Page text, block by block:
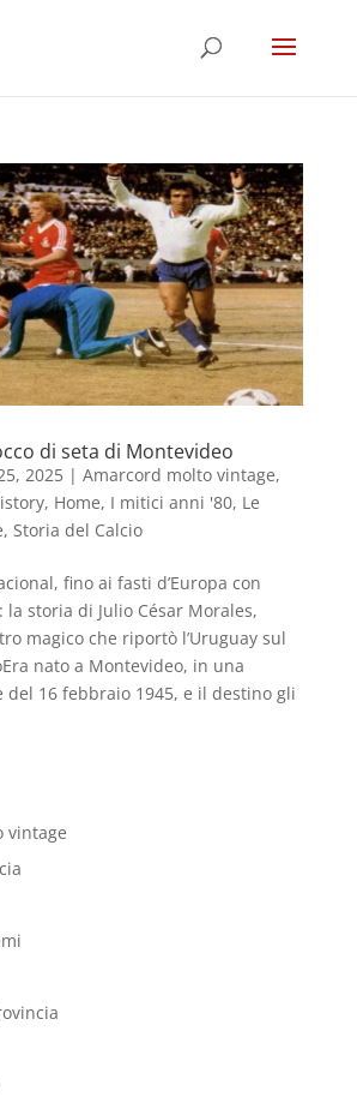
di seta di Montevideo
2025| Amarcord molto vintage,
, Home, I mitici anni '80, Le
, Storia del Calcio
fino ai fasti d’Europa con
la storia di Julio César Morales,
magico che riportò l’Uruguay sul
nato a Montevideo, in una
del 16 febbraio 1945, e il destino gli
vintage